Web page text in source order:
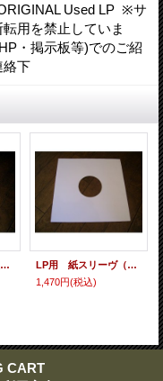
Used LP ※サ
用を禁止していま
・掲示板等)でのご紹
絡下
LP用 コート紙丸穴ジャケ 10枚セット
LP用 紙スリーヴ（レギュラー 四角の角） 10枚セット
1,470円(税込)
CART